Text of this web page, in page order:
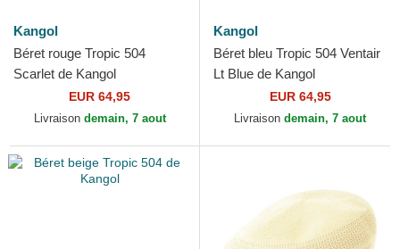
Kangol
Béret rouge Tropic 504
Scarlet de Kangol
EUR 64,95
Livraison demain, 7 aout
Kangol
Béret bleu Tropic 504 Ventair
Lt Blue de Kangol
EUR 64,95
Livraison demain, 7 aout